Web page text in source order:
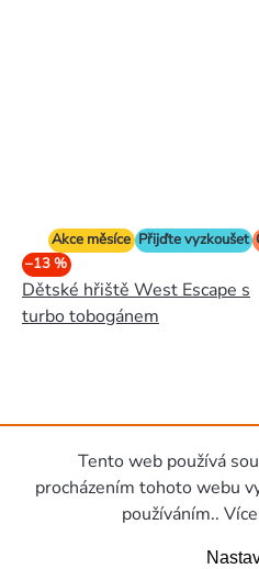
Tento web používá
procházením tohoto webu
používáním..
Akce měsíce Přijďte vyzkoušet
–13 %
Dětské hřiště West Escape s
turbo tobogánem
Zápatí